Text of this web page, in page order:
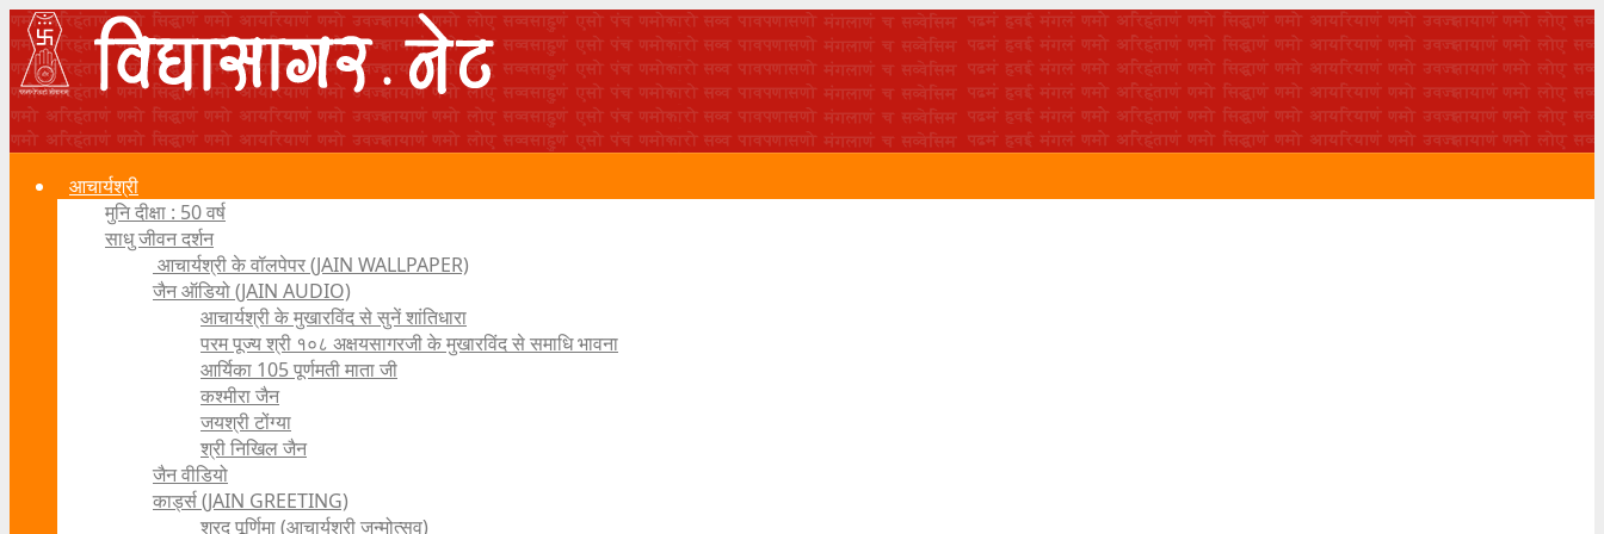
आचार्यश्री
मुनि दीक्षा : 50 वर्ष
साधु जीवन दर्शन
आचार्यश्री के वॉलपेपर (JAIN WALLPAPER)
जैन ऑडियो (JAIN AUDIO)
आचार्यश्री के मुखारविंद से सुनें शांतिधारा
परम पूज्य श्री १०८ अक्षयसागरजी के मुखारविंद से समाधि भावना
आर्यिका 105 पूर्णमती माता जी
कश्मीरा जैन
जयश्री टोंग्या
श्री निखिल जैन
जैन वीडियो
कार्ड्स (JAIN GREETING)
शरद पूर्णिमा (आचार्यश्री जन्मोत्सव)